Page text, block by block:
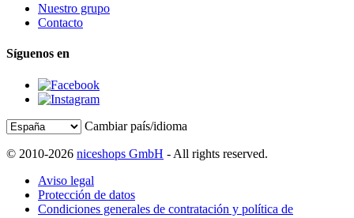
Nuestro grupo
Contacto
Síguenos en
Cambiar país/idioma
© 2010-2026 niceshops GmbH - All rights reserved.
Aviso legal
Protección de datos
Condiciones generales de contratación y política de